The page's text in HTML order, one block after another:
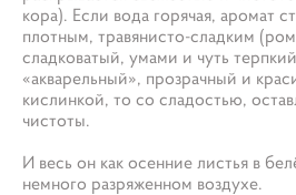
кора). Если вода горячая, аромат
плотным, травянисто-сладким
сладковатый, умами и чуть
«акварельный», прозрачный и
кислинкой, то со сладостью,
чистоты.
И весь он как осенние листья в
немного разряженном воздухе.